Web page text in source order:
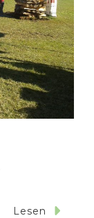
Lesen